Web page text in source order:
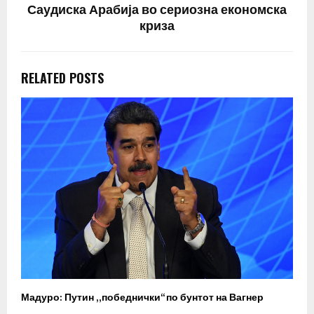
Саудиска Арабија во сериозна економска
криза
RELATED POSTS
Мадуро: Путин „победнички“ по бунтот на Вагнер